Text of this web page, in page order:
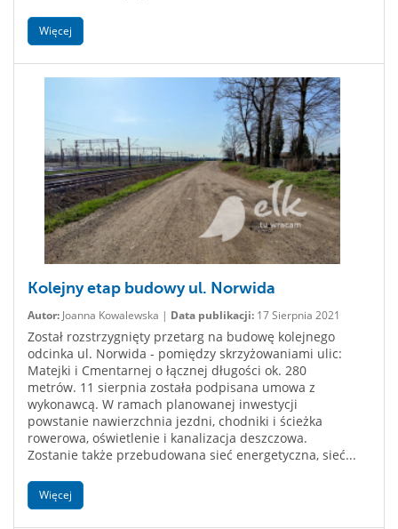
Więcej
Kolejny etap budowy ul. Norwida
Autor: Joanna Kowalewska | Data publikacji: 17 Sierpnia 2021
Został rozstrzygnięty przetarg na budowę kolejnego
odcinka ul. Norwida - pomiędzy skrzyżowaniami ulic:
Matejki i Cmentarnej o łącznej długości ok. 280
metrów. 11 sierpnia została podpisana umowa z
wykonawcą. W ramach planowanej inwestycji
powstanie nawierzchnia jezdni, chodniki i ścieżka
rowerowa, oświetlenie i kanalizacja deszczowa.
Zostanie także przebudowana sieć energetyczna, sieć...
Więcej